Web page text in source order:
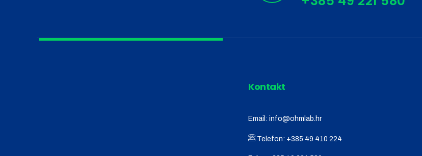
Kontakt
Email: info@ohmlab.hr
Telefon: +385 49 410 224